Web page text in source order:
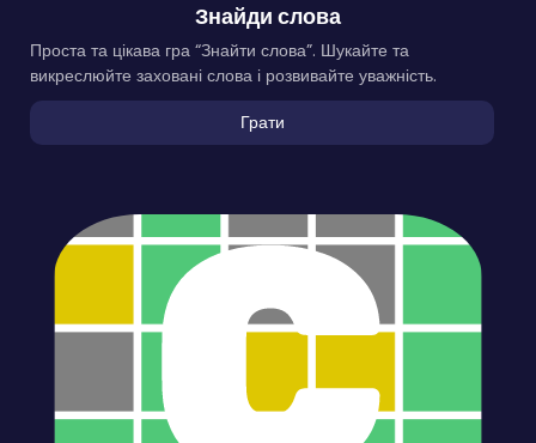
Знайди слова
Проста та цікава гра “Знайти слова”. Шукайте та
викреслюйте заховані слова і розвивайте уважність.
Грати